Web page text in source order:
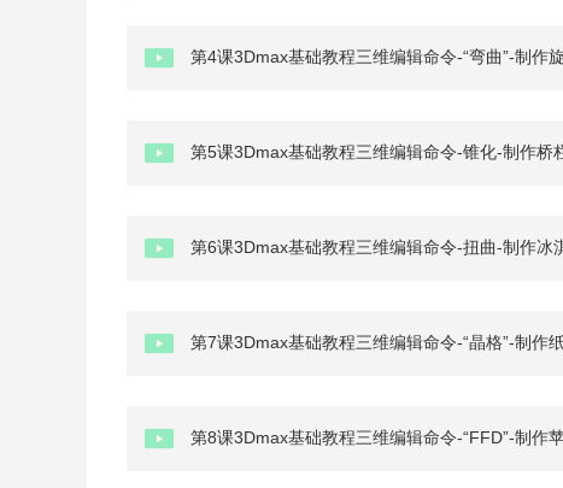
第4课3Dmax基础教程三维编辑命令-“弯曲”-制作
第5课3Dmax基础教程三维编辑命令-锥化-制作桥
第6课3Dmax基础教程三维编辑命令-扭曲-制作冰
第7课3Dmax基础教程三维编辑命令-“晶格”-制作
第8课3Dmax基础教程三维编辑命令-“FFD”-制作